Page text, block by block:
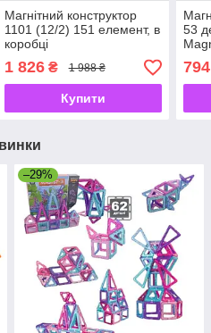
Магнітний конструктор
1101 (12/2) 151 елемент, в
коробці
1 826₴ 1 988 ₴
Купити
53
794
–29%